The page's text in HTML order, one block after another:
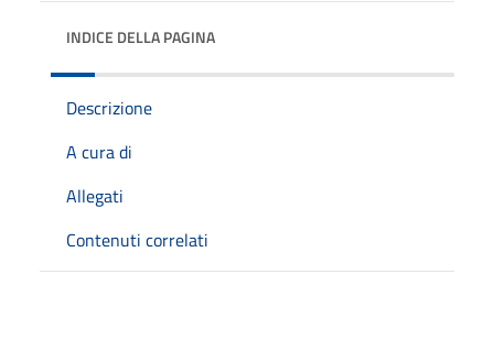
INDICE DELLA PAGINA
Descrizione
A cura di
Allegati
Contenuti correlati